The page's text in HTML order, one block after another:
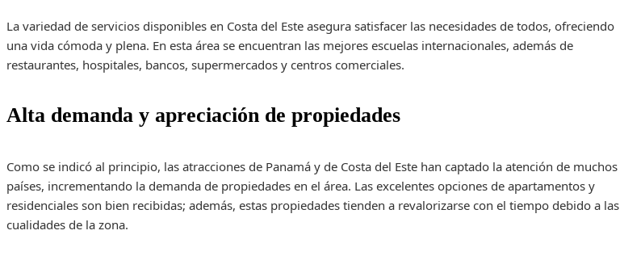
La variedad de servicios disponibles en Costa del Este asegura satisfacer las necesidades de todos, ofreciendo
una vida cómoda y plena. En esta área se encuentran las mejores escuelas internacionales, además de
restaurantes, hospitales, bancos, supermercados y centros comerciales.
Alta demanda y apreciación de propiedades
Como se indicó al principio, las atracciones de Panamá y de Costa del Este han captado la atención de muchos
países, incrementando la demanda de propiedades en el área. Las excelentes opciones de apartamentos y
residenciales son bien recibidas; además, estas propiedades tienden a revalorizarse con el tiempo debido a las
cualidades de la zona.